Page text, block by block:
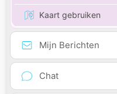
Kaart gebruiken
Mijn Berichten
Chat